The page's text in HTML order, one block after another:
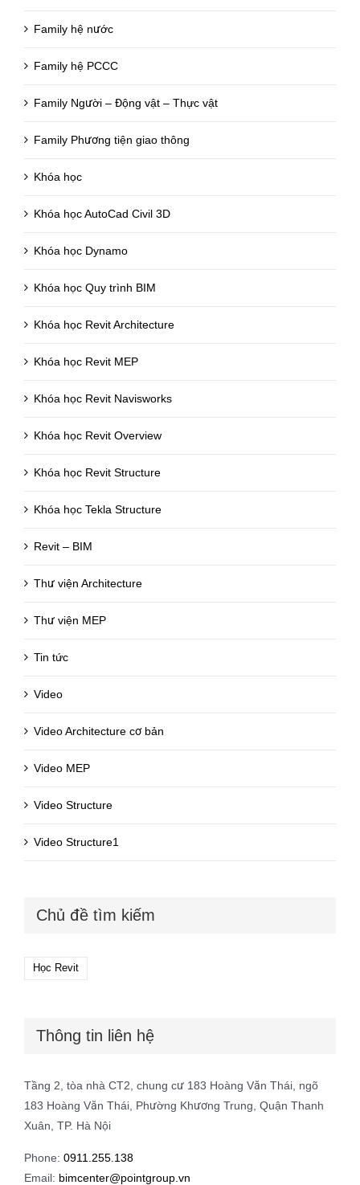
Family hệ nước
Family hệ PCCC
Family Người – Động vật – Thực vật
Family Phương tiện giao thông
Khóa học
Khóa học AutoCad Civil 3D
Khóa học Dynamo
Khóa học Quy trình BIM
Khóa học Revit Architecture
Khóa học Revit MEP
Khóa học Revit Navisworks
Khóa học Revit Overview
Khóa học Revit Structure
Khóa học Tekla Structure
Revit – BIM
Thư viện Architecture
Thư viện MEP
Tin tức
Video
Video Architecture cơ bản
Video MEP
Video Structure
Video Structure1
Chủ đề tìm kiếm
Học Revit
Thông tin liên hệ
Tầng 2, tòa nhà CT2, chung cư 183 Hoàng Văn Thái, ngõ
183 Hoàng Văn Thái, Phường Khương Trung, Quận Thanh
Xuân, TP. Hà Nội
Phone: 0911.255.138
Email: bimcenter@pointgroup.vn